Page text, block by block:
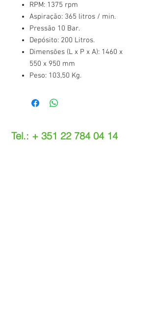
RPM: 1375 rpm
Aspiração: 365 litros / min.
Pressão 10 Bar.
Depósito: 200 Litros.
Dimensões (L x P x A): 1460 x
550 x 950 mm
Peso: 103,50 Kg.
Tel.: + 351 22 784 04 14